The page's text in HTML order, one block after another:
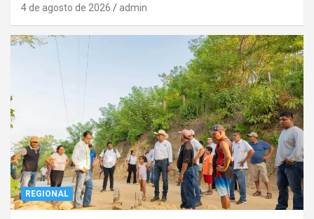
4 de agosto de 2026 admin
REGIONAL